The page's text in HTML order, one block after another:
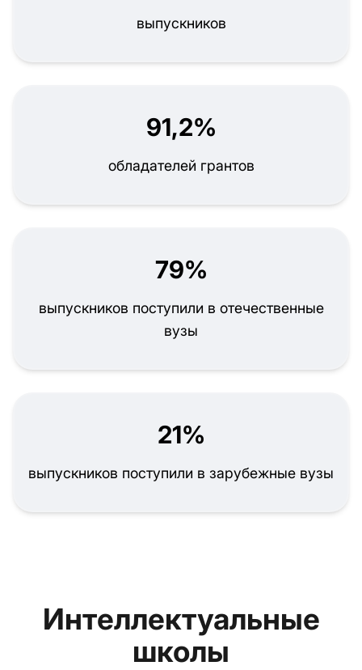
выпускников
91,2%
обладателей грантов
79%
выпускников поступили в отечественные
вузы
21%
выпускников поступили в зарубежные вузы
Интеллектуальные
школы